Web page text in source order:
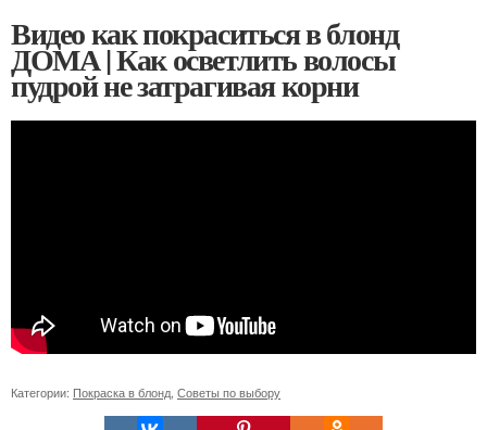
Видео как покраситься в блонд
ДОМА | Как осветлить волосы
пудрой не затрагивая корни
Категории: Покраска в блонд, Советы по выбору